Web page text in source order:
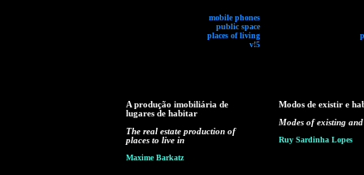
mobile phones
public space
places of living
v!5
A produção imobiliária de
lugares de habitar
The real estate production of
places to live in
Maxime Barkatz
Modos de existir e
Modes of existing
Ruy Sardinha Lopes